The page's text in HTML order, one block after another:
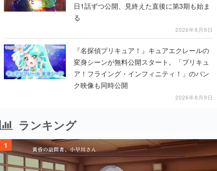
日1話ずつ公開、見終えた直後に第3期も始ま
る
2026年8月9日
『名探偵プリキュア！』キュアエクレールの
変身シーンが無料公開スタート。「プリキュ
ア！フライング・インフィニティ！」のバン
ク映像も同時公開
2026年8月9日
ランキング
1